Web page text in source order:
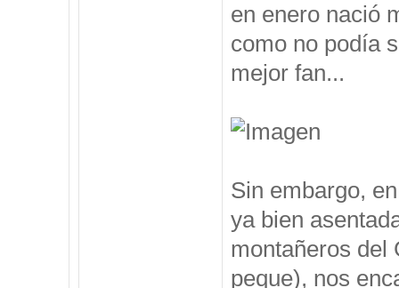
en enero nació
como no podía
mejor fan...
Sin embargo,
ya bien
montañeros del
peque), nos